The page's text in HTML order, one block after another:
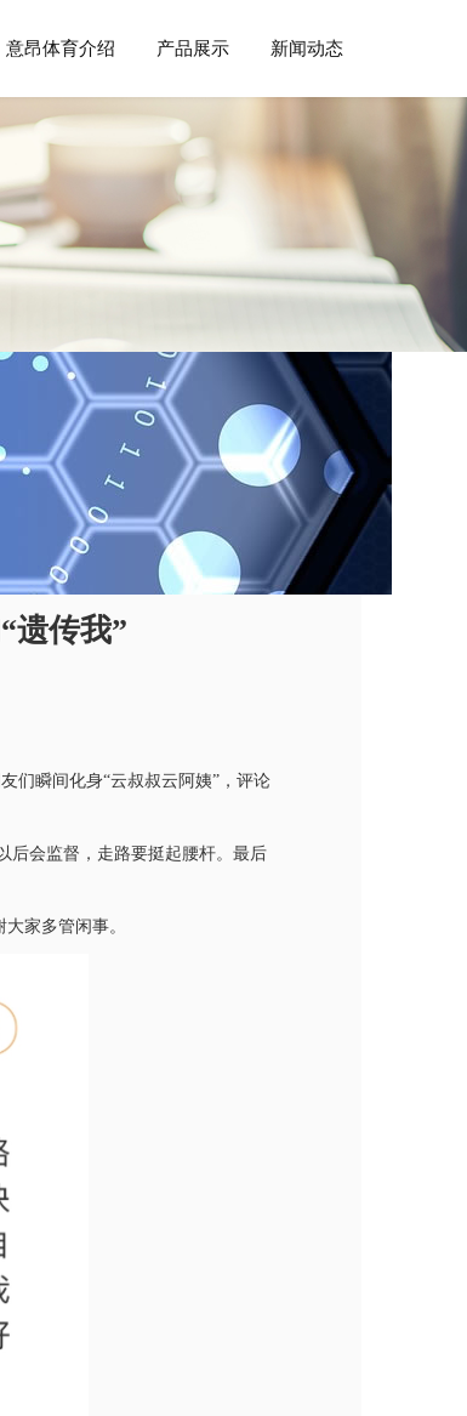
意昂体育介绍 产品展示 新闻动态
遗传我”
们瞬间化身“云叔叔云阿姨”，评论
后会监督，走路要挺起腰杆。最后
家多管闲事。